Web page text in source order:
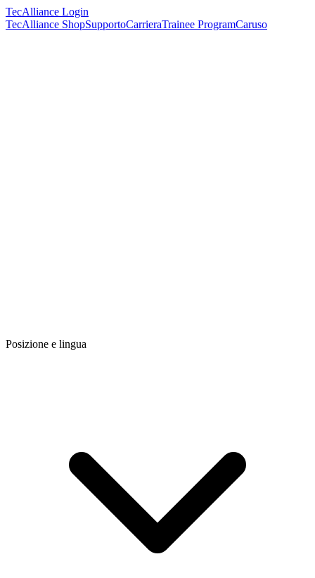
TecAlliance Login
TecAlliance ShopSupportoCarrieraTrainee ProgramCaruso
Posizione e lingua